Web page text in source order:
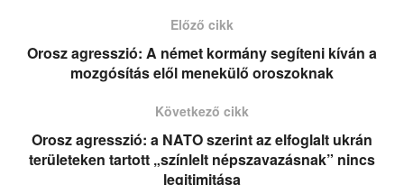
Előző cikk
Orosz agresszió: A német kormány segíteni kíván a
mozgósítás elől menekülő oroszoknak
Következő cikk
Orosz agresszió: a NATO szerint az elfoglalt ukrán
területeken tartott „színlelt népszavazásnak” nincs
legitimitása